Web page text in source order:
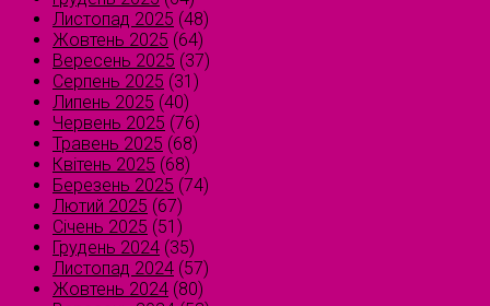
Листопад 2025 (48)
Жовтень 2025 (64)
Вересень 2025 (37)
Серпень 2025 (31)
Липень 2025 (40)
Червень 2025 (76)
Травень 2025 (68)
Квітень 2025 (68)
Березень 2025 (74)
Лютий 2025 (67)
Січень 2025 (51)
Грудень 2024 (35)
Листопад 2024 (57)
Жовтень 2024 (80)